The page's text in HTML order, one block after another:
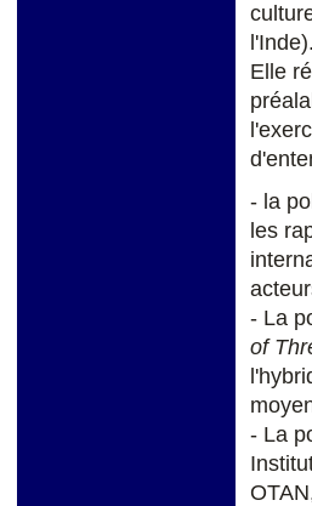
l'Inde).
Elle
- la
les
- La
of
- La